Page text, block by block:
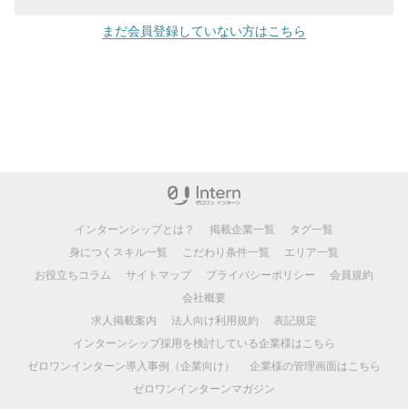
まだ会員登録していない方はこちら
インターンシップとは？ 掲載企業一覧
タグ一覧
身につくスキル一覧
こだわり条件一覧
エリア一覧
お役立ちコラム
サイトマップ プライバシーポリシー
会員規約
会社概要
求人掲載案内
法人向け利用規約
表記規定
インターンシップ採用を検討している企業様はこちら
ゼロワンインターン導入事例（企業向け）
企業様の管理画面はこちら
ゼロワンインターンマガジン